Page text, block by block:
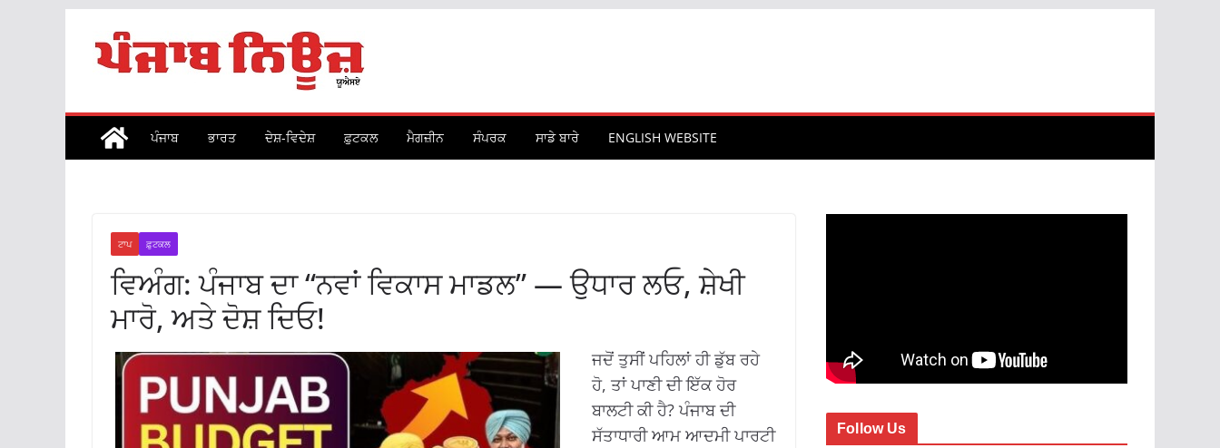
content
ਪੰਜਾਬ ਭਾਰਤ ਦੇਸ਼-ਵਿਦੇਸ਼ ਫ਼ੁਟਕਲ ਮੈਗਜ਼ੀਨ ਸੰਪਰਕ ਸਾਡੇ ਬਾਰੇ ENGLISH WEBSITE
ਟਾਪ ਫ਼ੁਟਕਲ
ਵਿਅੰਗ: ਪੰਜਾਬ ਦਾ “ਨਵਾਂ ਵਿਕਾਸ ਮਾਡਲ” — ਉਧਾਰ ਲਓ, ਸ਼ੇਖੀ
ਮਾਰੋ, ਅਤੇ ਦੋਸ਼ ਦਿਓ!
ਜਦੋਂ ਤੁਸੀਂ ਪਹਿਲਾਂ ਹੀ ਡੁੱਬ ਰਹੇ
ਹੋ, ਤਾਂ ਪਾਣੀ ਦੀ ਇੱਕ ਹੋਰ
ਬਾਲਟੀ ਕੀ ਹੈ? ਪੰਜਾਬ ਦੀ
ਸੱਤਾਧਾਰੀ ਆਮ ਆਦਮੀ ਪਾਰਟੀ
Follow Us